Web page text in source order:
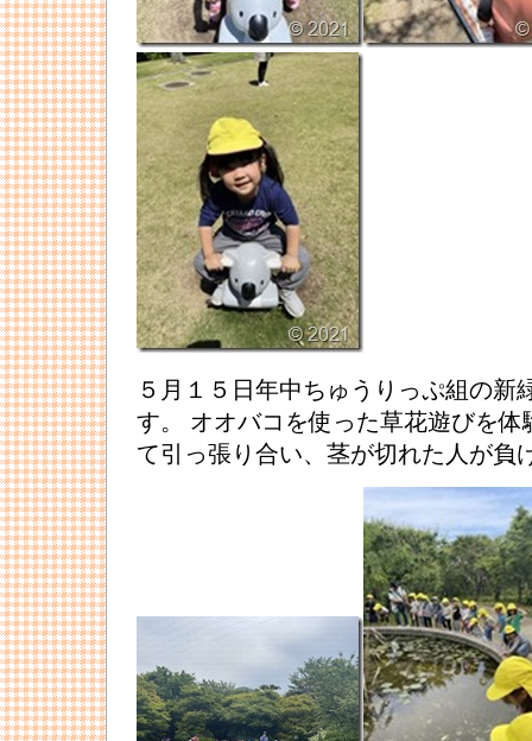
５月１５日年中ちゅうりっぷ組の新
す。 オオバコを使った草花遊びを
て引っ張り合い、茎が切れた人が負